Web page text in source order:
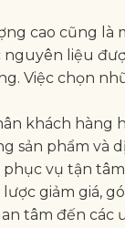
cao cũng
liệu
Việc chọn
khách hàng
sản phẩm và
vụ tận
giảm giá,
tâm đến các